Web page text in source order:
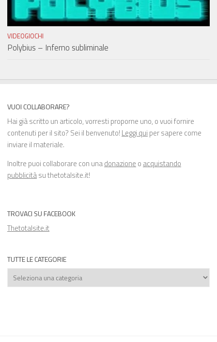
VIDEOGIOCHI
Polybius – Inferno subliminale
VUOI COLLABORARE?
Hai già scritto un articolo, vorresti proporne uno, o vuoi fornire
contenuti per il sito? Sei il benvenuto! Leggi qui per sapere come
inviare il materiale.
Inoltre puoi collaborare con unadonazione o acquistando
pubblicitàsu thetotalsite.it!
TROVACI SU FACEBOOK
Thetotalsite.it
TUTTE LE CATEGORIE
Tutte
le